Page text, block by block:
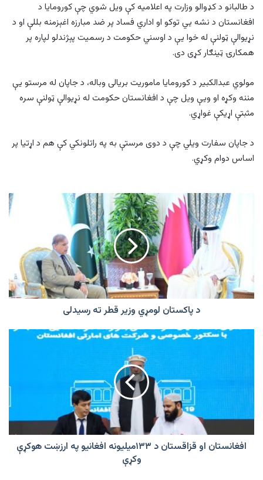
د طالبانو د کډوالو وزارت په اعلامیه کې ویل شوي چې کورومایا د
افغانستان د نشه یي توکو او اداري فساد پر ضد مبارزه اغېزمنه بللې او د
نړیوالې ټولنې له خوا یې د اوسني حکومت د رسمیت پېژندلو لپاره پر
همکارۍ ټینګار کړی دی.
مولوي عبدالکبیر د کورومایا ماموریت بریالی وباله، د جاپان له مرستو یې
مننه وکړه او ويې ویل چې د افغانستان حکومت له نړیوالې ټولنې سره
مثبتې اړیکې غواړي.
د جاپان سفارت ویلي چې د دوی مرستې به په راتلونکي کې هم د اړتیا پر
اساس دوام وکړي.
رسیدلی
د پاکستان لومړي وزیر قطر ته رسیدلی
افغانستان
ارزښت
هوکړې
وکړې
افغانستان او قزاقستان د ۱۳۳میلیونه افغانیو په ارزښت هوکړې
وکړې